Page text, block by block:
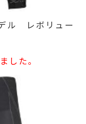
ル レボリュー
した。